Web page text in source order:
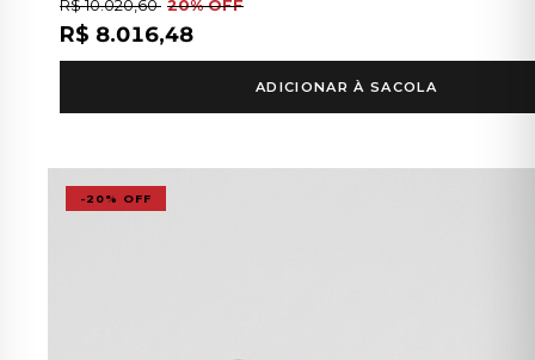
R$ 10.020,60 20% OFF
R$ 8.016,48
ADICIONAR À SACOLA
-20% OFF